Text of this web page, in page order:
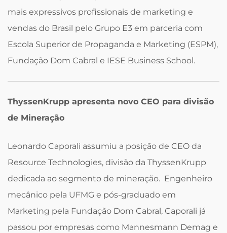
mais expressivos profissionais de marketing e
vendas do Brasil pelo Grupo E3 em parceria com
Escola Superior de Propaganda e Marketing (ESPM),
Fundação Dom Cabral e IESE Business School.
ThyssenKrupp apresenta novo CEO para divisão
de Mineração
Leonardo Caporali assumiu a posição de CEO da
Resource Technologies, divisão da ThyssenKrupp
dedicada ao segmento de mineração. Engenheiro
mecânico pela UFMG e pós-graduado em
Marketing pela Fundação Dom Cabral, Caporali já
passou por empresas como Mannesmann Demag e